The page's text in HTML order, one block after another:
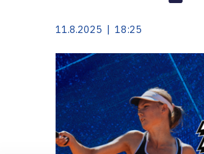
11.8.2025 | 18:25